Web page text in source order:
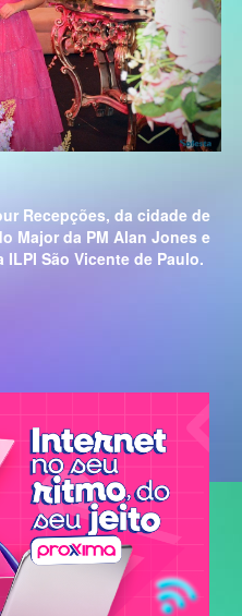
Recepções, da cidade de
Major da PM Alan Jones e
São Vicente de Paulo.